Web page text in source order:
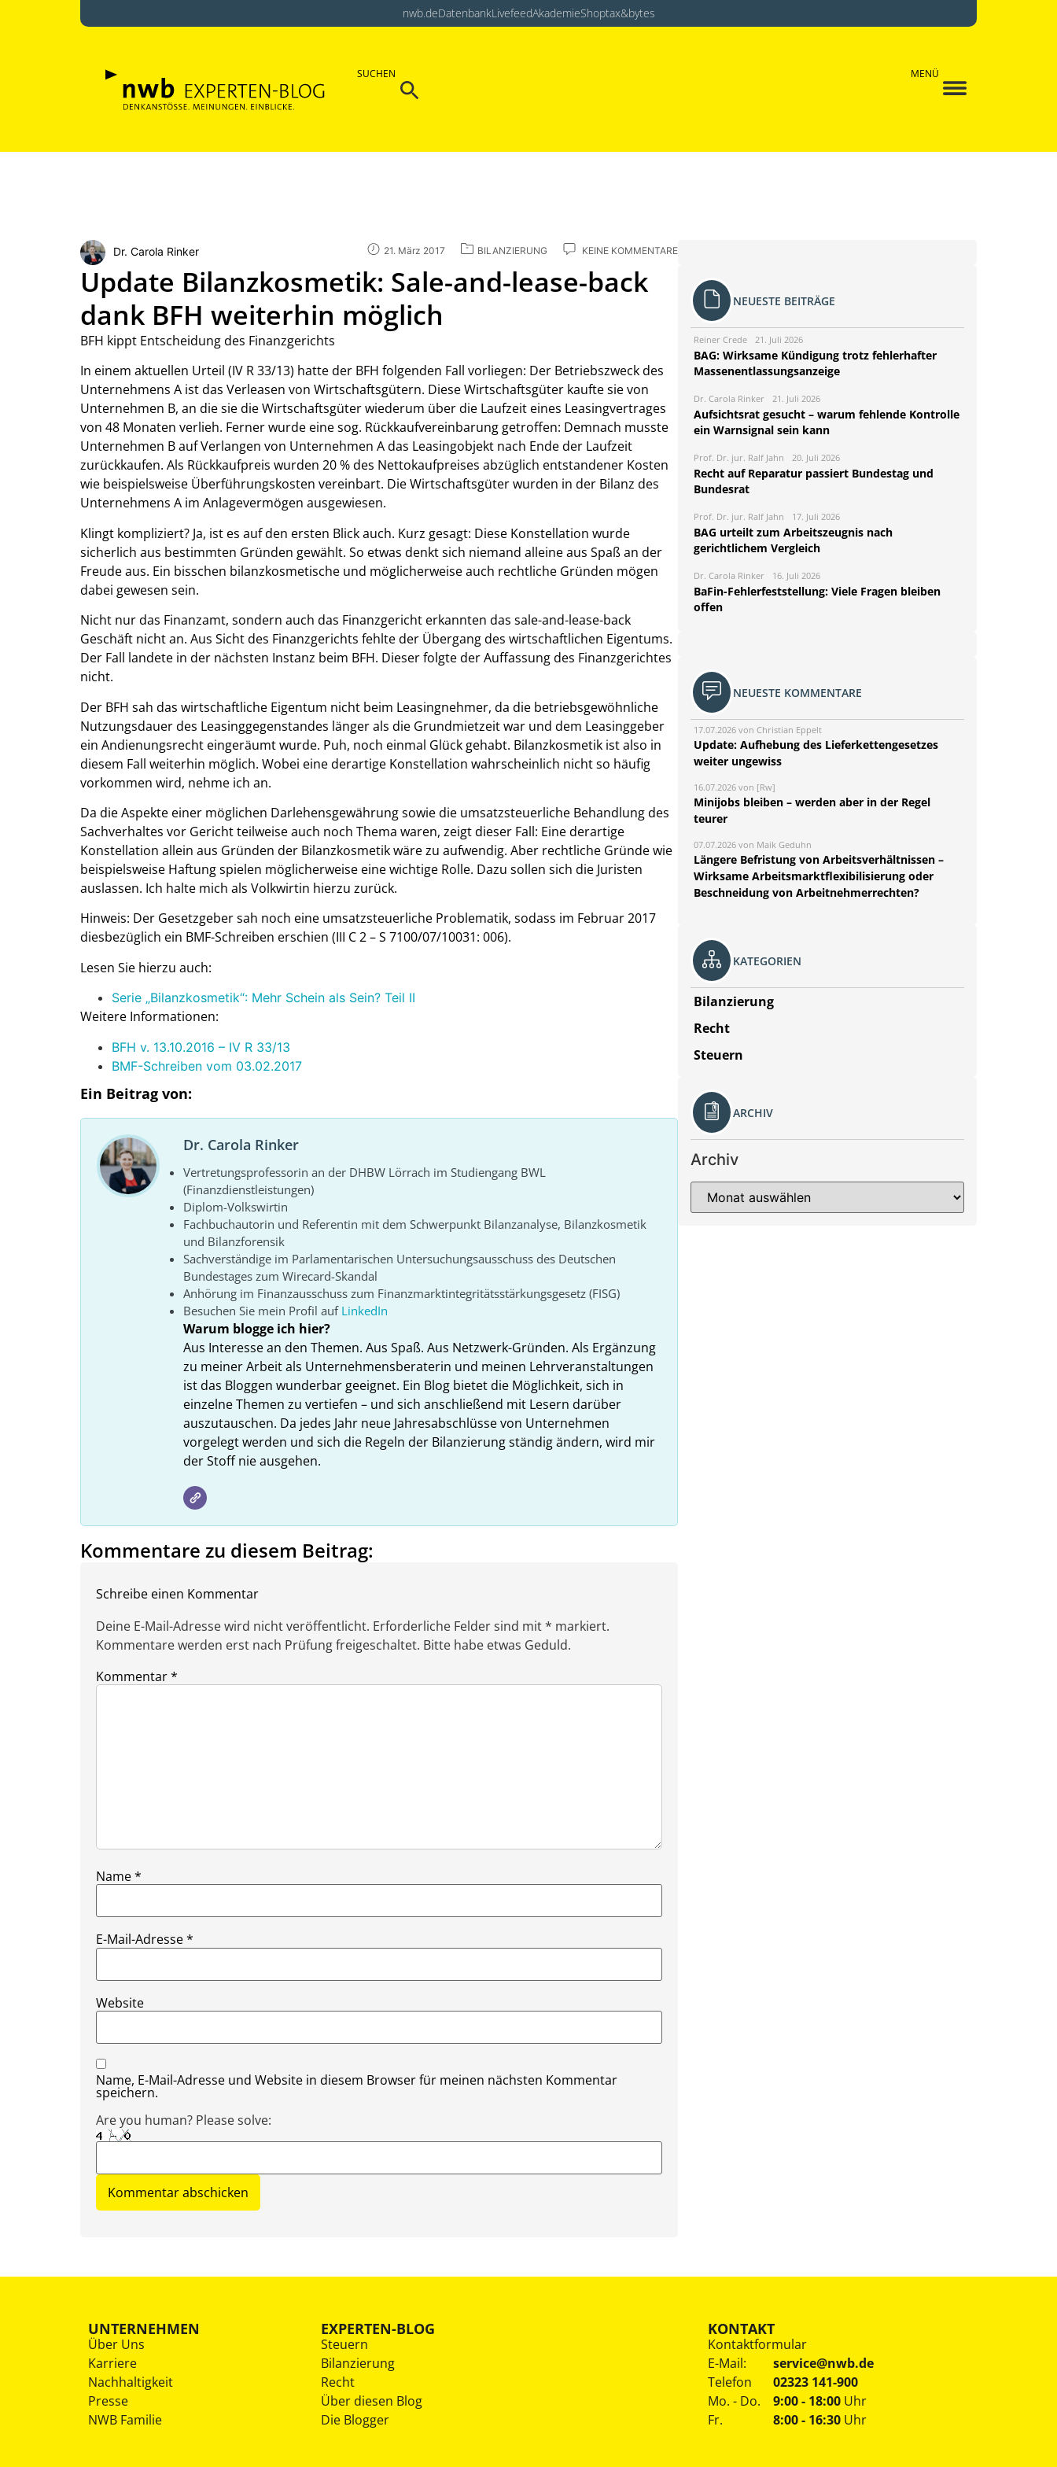
nwb.deDatenbankLivefeedAkademieShoptax&bytes
SUCHEN
Search
MENÜ
Dr. Carola Rinker 21. März 2017 BILANZIERUNG KEINE KOMMENTARE
Update Bilanzkosmetik: Sale-and-lease-back
dank BFH weiterhin möglich
BFH kippt Entscheidung des Finanzgerichts
In einem aktuellen Urteil (IV R 33/13) hatte der BFH folgenden Fall vorliegen: Der Betriebszweck des
Unternehmens A ist das Verleasen von Wirtschaftsgütern. Diese Wirtschaftsgüter kaufte sie von
Unternehmen B, an die sie die Wirtschaftsgüter wiederum über die Laufzeit eines Leasingvertrages
von 48 Monaten verlieh. Ferner wurde eine sog. Rückkaufvereinbarung getroffen: Demnach musste
Unternehmen B auf Verlangen von Unternehmen A das Leasingobjekt nach Ende der Laufzeit
zurückkaufen. Als Rückkaufpreis wurden 20 % des Nettokaufpreises abzüglich entstandener Kosten
wie beispielsweise Überführungskosten vereinbart. Die Wirtschaftsgüter wurden in der Bilanz des
Unternehmens A im Anlagevermögen ausgewiesen.
Klingt kompliziert? Ja, ist es auf den ersten Blick auch. Kurz gesagt: Diese Konstellation wurde
sicherlich aus bestimmten Gründen gewählt. So etwas denkt sich niemand alleine aus Spaß an der
Freude aus. Ein bisschen bilanzkosmetische und möglicherweise auch rechtliche Gründen mögen
dabei gewesen sein.
Nicht nur das Finanzamt, sondern auch das Finanzgericht erkannten das sale-and-lease-back
Geschäft nicht an. Aus Sicht des Finanzgerichts fehlte der Übergang des wirtschaftlichen Eigentums.
Der Fall landete in der nächsten Instanz beim BFH. Dieser folgte der Auffassung des Finanzgerichtes
nicht.
Der BFH sah das wirtschaftliche Eigentum nicht beim Leasingnehmer, da die betriebsgewöhnliche
Nutzungsdauer des Leasinggegenstandes länger als die Grundmietzeit war und dem Leasinggeber
ein Andienungsrecht eingeräumt wurde. Puh, noch einmal Glück gehabt. Bilanzkosmetik ist also in
diesem Fall weiterhin möglich. Wobei eine derartige Konstellation wahrscheinlich nicht so häufig
vorkommen wird, nehme ich an.
Da die Aspekte einer möglichen Darlehensgewährung sowie die umsatzsteuerliche Behandlung des
Sachverhaltes vor Gericht teilweise auch noch Thema waren, zeigt dieser Fall: Eine derartige
Konstellation allein aus Gründen der Bilanzkosmetik wäre zu aufwendig. Aber rechtliche Gründe wie
beispielsweise Haftung spielen möglicherweise eine wichtige Rolle. Dazu sollen sich die Juristen
auslassen. Ich halte mich als Volkwirtin hierzu zurück.
Hinweis: Der Gesetzgeber sah noch eine umsatzsteuerliche Problematik, sodass im Februar 2017
diesbezüglich ein BMF-Schreiben erschien (III C 2 – S 7100/07/10031: 006).
Lesen Sie hierzu auch:
Serie „Bilanzkosmetik“: Mehr Schein als Sein? Teil II
Weitere Informationen:
BFH v. 13.10.2016 – IV R 33/13
BMF-Schreiben vom 03.02.2017
Ein Beitrag von:
Dr. Carola Rinker
Vertretungsprofessorin an der DHBW Lörrach im Studiengang BWL
(Finanzdienstleistungen)
Diplom-Volkswirtin
Fachbuchautorin und Referentin mit dem Schwerpunkt Bilanzanalyse, Bilanzkosmetik
und Bilanzforensik
Sachverständige im Parlamentarischen Untersuchungsausschuss des Deutschen
Bundestages zum Wirecard-Skandal
Anhörung im Finanzausschuss zum Finanzmarktintegritätsstärkungsgesetz (FISG)
Besuchen Sie mein Profil auf LinkedIn
Warum blogge ich hier?
Aus Interesse an den Themen. Aus Spaß. Aus Netzwerk-Gründen. Als Ergänzung
zu meiner Arbeit als Unternehmensberaterin und meinen Lehrveranstaltungen
ist das Bloggen wunderbar geeignet. Ein Blog bietet die Möglichkeit, sich in
einzelne Themen zu vertiefen – und sich anschließend mit Lesern darüber
auszutauschen. Da jedes Jahr neue Jahresabschlüsse von Unternehmen
vorgelegt werden und sich die Regeln der Bilanzierung ständig ändern, wird mir
der Stoff nie ausgehen.
Kommentare zu diesem Beitrag:
Schreibe einen Kommentar
Deine E-Mail-Adresse wird nicht veröffentlicht. Erforderliche Felder sind mit * markiert.
Kommentare werden erst nach Prüfung freigeschaltet. Bitte habe etwas Geduld.
Kommentar*
Name*
E-Mail-Adresse*
Website
Name, E-Mail-Adresse und Website in diesem Browser für meinen nächsten Kommentar
speichern.
Are you human? Please solve:
NEUESTE BEITRÄGE
Reiner Crede 21. Juli 2026
BAG: Wirksame Kündigung trotz fehlerhafter
Massenentlassungsanzeige
Dr. Carola Rinker 21. Juli 2026
Aufsichtsrat gesucht – warum fehlende Kontrolle
ein Warnsignal sein kann
Prof. Dr. jur. Ralf Jahn 20. Juli 2026
Recht auf Reparatur passiert Bundestag und
Bundesrat
Prof. Dr. jur. Ralf Jahn 17. Juli 2026
BAG urteilt zum Arbeitszeugnis nach
gerichtlichem Vergleich
Dr. Carola Rinker 16. Juli 2026
BaFin-Fehlerfeststellung: Viele Fragen bleiben
offen
NEUESTE KOMMENTARE
17.07.2026 von Christian Eppelt
Update: Aufhebung des Lieferkettengesetzes
weiter ungewiss
16.07.2026 von [Rw]
Minijobs bleiben – werden aber in der Regel
teurer
07.07.2026 von Maik Geduhn
Längere Befristung von Arbeitsverhältnissen –
Wirksame Arbeitsmarktflexibilisierung oder
Beschneidung von Arbeitnehmerrechten?
KATEGORIEN
Bilanzierung
Recht
Steuern
ARCHIV
Archiv
UNTERNEHMEN
Über Uns
Karriere
Nachhaltigkeit
Presse
NWB Familie
EXPERTEN-BLOG
Steuern
Bilanzierung
Recht
Über diesen Blog
Die Blogger
KONTAKT
Kontaktformular
E-Mail:
service@nwb.de
Telefon
02323 141-900
Mo. - Do.
Fr.
9:00 - 18:00 Uhr
8:00 - 16:30 Uhr